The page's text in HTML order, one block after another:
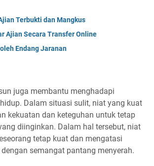
Terbukti dan Mangkus
Ajian Secara Transfer Online
Endang Jaranan
juga membantu menghadapi
Dalam situasi sulit, niat yang kuat
kekuatan dan keteguhan untuk tetap
diinginkan. Dalam hal tersebut, niat
tetap kuat dan mengatasi
semangat pantang menyerah.